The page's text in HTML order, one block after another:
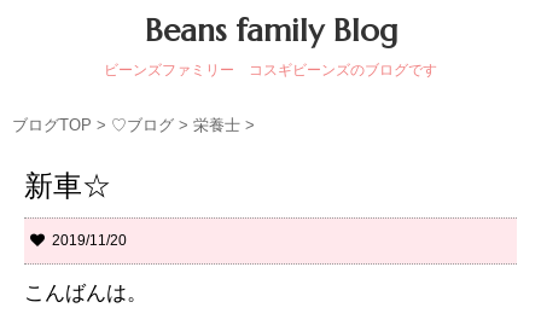
Beans family Blog
ビーンズファミリー コスギビーンズのブログです
ブログTOP > ♡ブログ > 栄養士 >
新車☆
2019/11/20
こんばんは。